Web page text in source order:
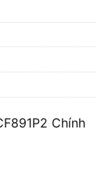
Chính